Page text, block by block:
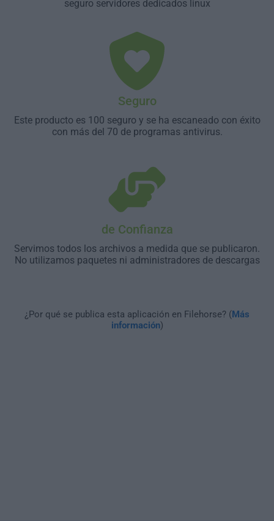
seguro servidores dedicados linux
Seguro
Este producto es 100 seguro y se ha escaneado con éxito
con más del 70 de programas antivirus.
de Confianza
Servimos todos los archivos a medida que se publicaron.
No utilizamos paquetes ni administradores de descargas
¿Por qué se publica esta aplicación en Filehorse? (Más
información)